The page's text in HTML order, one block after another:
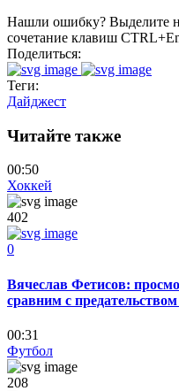
Нашли ошибку? Выделите
сочетание клавиш
Поделиться:
Теги:
Дайджест
Читайте также
00:50
Хоккей
402
0
Вячеслав Фетисов:
сравним с
00:31
Футбол
208